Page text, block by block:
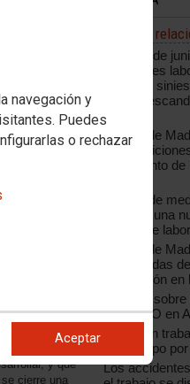
navegación y
Puedes
o rechazar
Aceptar
fondo de
como las
sigue
bloqueo
pactos de
y compensar
y que
cierre una
Noticias
Un mes de
accidentes
cifras de
niveles
de año
CCOO de
las
incremento
La falta de
provoca una
accidente
CCOO de
las medidas
prevención
Jornada
de CCOO en
Muere un
del Campo
Los